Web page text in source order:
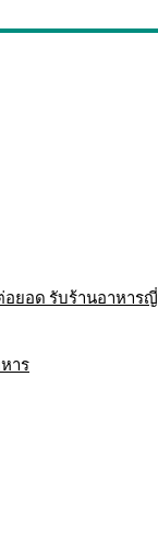
อยอด รับร้านอาหาร
าร